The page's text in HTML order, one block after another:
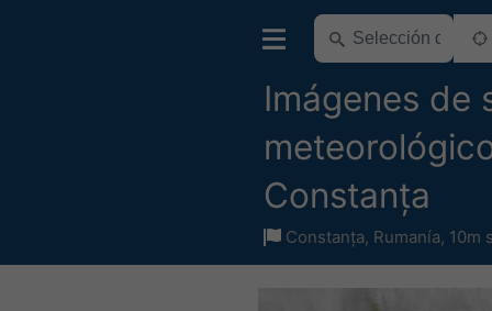
Imágenes de
Constanța
Constanța, Rumanía, 10m